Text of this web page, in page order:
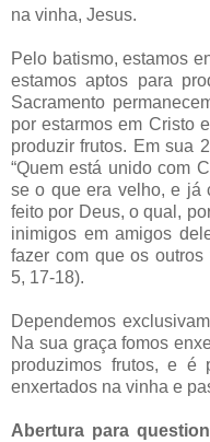
na vinha, Jesus.
Pelo batismo, estamos
estamos aptos para
Sacramento
por estarmos em Cristo
produzir frutos. Em sua
“Quem está unido com
se o que era velho, e já
feito por Deus, o qual,
inimigos em amigos
fazer com que os outros
5, 17-18).
Dependemos
Na sua graça fomos
produzimos frutos, e é
enxertados na vinha e
Abertura para